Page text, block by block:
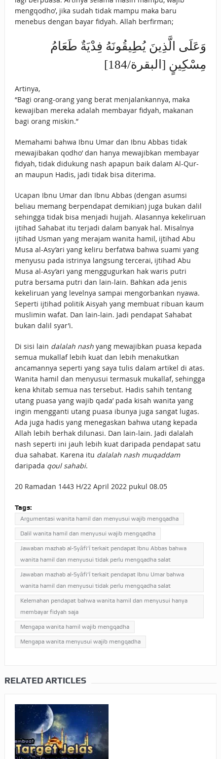
mengqodho’, jika sudah tidak mampu maka baru
menebus dengan bayar fidyah. Allah berfirman;
وَعَلَى الَّذِينَ يُطِيقُونَهُ فِدْيَةٌ طَعَامُ
مِسْكِينٍ [البقرة/184]
Artinya,
“Bagi orang-orang yang berat menjalankannya, maka
kewajiban mereka adalah membayar fidyah, makanan
bagi orang miskin.”
Memahami bahwa Ibnu Umar dan Ibnu Abbas tidak
mewajibakan qodho’ dan hanya mewajibkan membayar
fidyah, tidak didukung nash apapun baik dalam Al-Qur-
an maupun Hadis, jadi tidak bisa diterima.
Ucapan Ibnu Umar dan Ibnu Abbas (dengan asumsi
beliau memang berpendapat demikian) juga bukan dalil
sehingga tidak bisa menjadi hujjah. Alasannya kekeliruan
ijtihad Sahabat itu terjadi dalam banyak hal. Misalnya
ijtihad Usman yang merajam wanita hamil, ijtihad Abu
Musa al-Asy’ari yang keliru berfatwa bahwa suami yang
menyusu pada istrinya langsung tercerai, ijtihad Abu
Musa al-Asy’ari yang menggugurkan hak waris putri
putra bersama putri dan lain-lain. Bahkan ada jenis
kekeliruan yang levelnya sampai mengorbankan nyawa.
Seperti ijtihad politik Aisyah yang membuat ribuan kaum
muslimin wafat. Dan lain-lain. Jadi pendapat Sahabat
bukan dalil syar’i.
Di sisi lain dalalah nashyang mewajibkan puasa kepada
semua mukallaf lebih kuat dan lebih menakutkan
ancamannya seperti yang saya tulis dalam artikel di atas.
Wanita hamil dan menyusui termasuk mukallaf, sehingga
kena khitab semua nas tersebut. Hadis sahih tentang
utang puasa yang wajib qada’ pada kisah wanita yang
ingin mengganti utang puasa ibunya juga sangat lugas.
Ada juga hadis yang menegaskan bahwa utang kepada
Allah lebih berhak dilunasi. Dan lain-lain. Jadi dalalah
nash seperti ini jauh lebih kuat daripada pendapat satu
dua sahabat. Karena itu dalalah nash muqaddam
daripada qoul sahabi.
20 Ramadan 1443 H/22 April 2022 pukul 08.05
Tags:
Argumentasi wanita hamil dan menyusui wajib mengqadha
Dalil wanita hamil dan menyusui wajib mengqadha
Jawaban mazhab al-Syāfi‘ī terkait pendapat Ibnu Abbas bahwa
wanita hamil dan menyusui tidak perlu mengqadha salat
Jawaban mazhab al-Syāfi‘ī terkait pendapat Ibnu Umar bahwa
wanita hamil dan menyusui tidak perlu mengqadha salat
Kelemahan pendapat bahwa wanita hamil dan menyusui hanya
membayar fidyah saja
Mengapa wanita hamil wajib mengqadha
Mengapa wanita menyusui wajib mengqadha
RELATED ARTICLES